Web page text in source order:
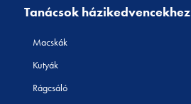
Tanácsok házikedvencekhez
Macskák
Kutyák
Rágcsáló